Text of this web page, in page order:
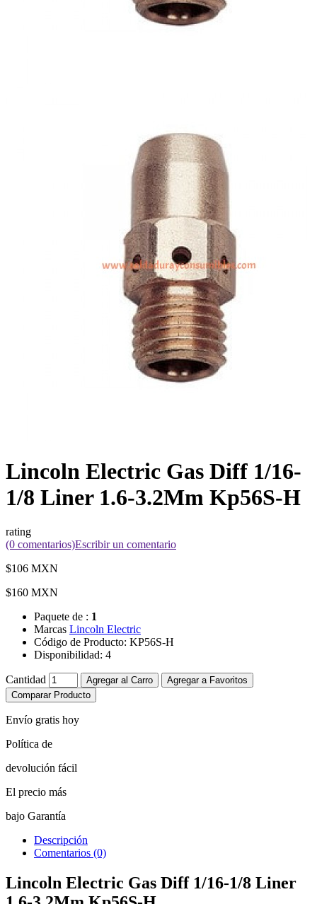
Lincoln Electric Gas Diff 1/16-
1/8 Liner 1.6-3.2Mm Kp56S-H
rating
(0 comentarios)Escribir un comentario
$106 MXN
$160 MXN
Paquete de : 1
Marcas Lincoln Electric
Código de Producto: KP56S-H
Disponibilidad: 4
Cantidad Agregar al Carro
Agregar a Favoritos
Comparar Producto
Envío gratis hoy
Política de
devolución fácil
El precio más
bajo Garantía
Descripción
Comentarios (0)
Lincoln Electric Gas Diff 1/16-1/8 Liner